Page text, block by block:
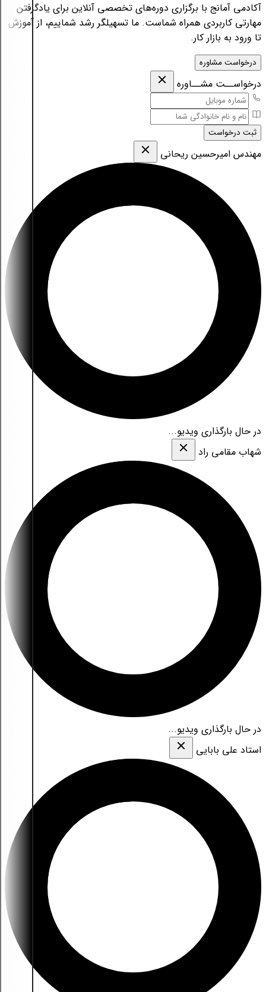
آکادمی آمانج با برگزاری دوره‌های تخصصی آنلاین برای یادگرفتن
مهارتی کاربردی همراه شماست. ما تسهیلگر رشد شماییم، از آموزش
تا ورود به بازار کار.
درخواست مشاوره
درخواســت مشــاوره
ثبت درخواست
مهندس امیرحسین ریحانی
در حال بارگذاری ویدیو...
شهاب مقامی‌ راد
در حال بارگذاری ویدیو...
استاد علی بابایی